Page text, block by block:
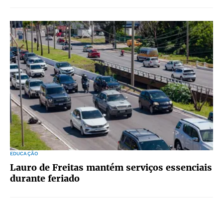
EDUCAÇÃO
Lauro de Freitas mantém serviços essenciais
durante feriado